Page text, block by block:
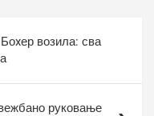
возила: сва
руковање